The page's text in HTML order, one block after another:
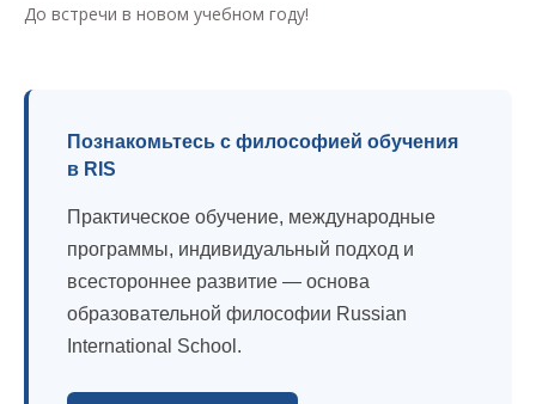
До встречи в новом учебном году!
Познакомьтесь с философией обучения
в RIS
Практическое обучение, международные
программы, индивидуальный подход и
всестороннее развитие — основа
образовательной философии Russian
International School.